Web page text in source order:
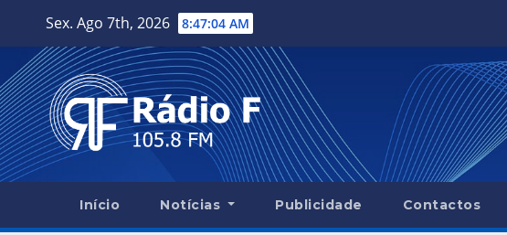
content
Sex. Ago 7th, 2026 8:47:05 AM
Início Notícias Publicidade Contactos